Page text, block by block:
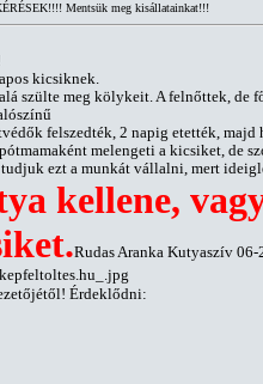
Mentsük meg kisállatainkat!!!
kicsiknek.
szülte meg kölykeit. A felnőttek,
felszedték, 2 napig etették, majd
melengeti a kicsiket, de
ezt a munkát vállalni, mert
kellene,
Rudas Aranka Kutyaszív
Érdeklődni: